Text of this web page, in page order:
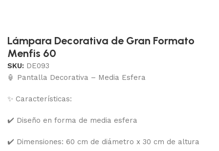
Lámpara Decorativa de Gran Formato
Menfis 60
SKU: DE093
🏮 Pantalla Decorativa – Media Esfera
✨ Características:
✔️ Diseño en forma de media esfera
✔️ Dimensiones: 60 cm de diámetro x 30 cm de altura